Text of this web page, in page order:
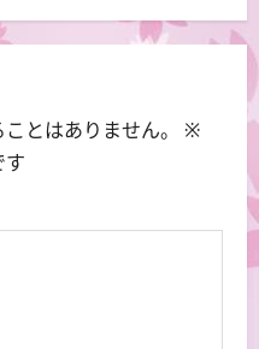
とはありません。
※
す